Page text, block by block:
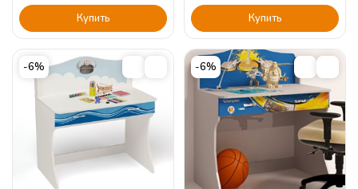
Купить Купить
-6% -6%